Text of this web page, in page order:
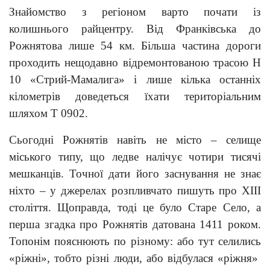
Знайомство з регіоном варто почати із
колишнього райцентру. Від Франківська до
Рожнятова лише 54 км. Більша частина дороги
проходить нещодавно відремонтованою трасою Н
10 «Стрий-Мамалига» і лише кілька останніх
кілометрів доведеться їхати територіальним
шляхом Т 0902.
Сьогодні Рожнятів навіть не місто – селище
міського типу, що ледве налічує чотири тисячі
мешканців. Точної дати його заснування не знає
ніхто – у джерелах розпливчато пишуть про ХІІІ
століття. Щоправда, тоді це було Старе Село, а
перша згадка про Рожнятів датована 1411 роком.
Топонім пояснюють по різному: або тут селились
«ріжні», тобто різні люди, або відбулася «ріжня»